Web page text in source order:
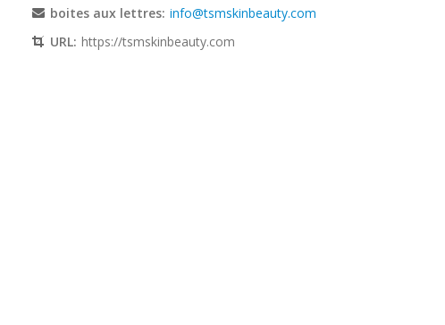
boites aux lettres: info@tsmskinbeauty.com
URL: https://tsmskinbeauty.com